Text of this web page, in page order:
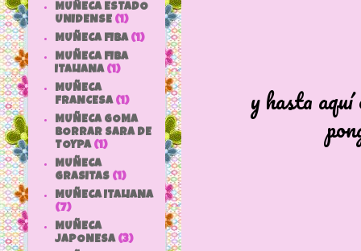
y hasta
MUÑECA ESTADO
UNIDENSE (1)
MUÑECA FIBA (1)
MUÑECA FIBA
ITALIANA (1)
MUÑECA
FRANCESA (1)
MUÑECA GOMA
BORRAR SARA DE
TOYPA (1)
MUÑECA
GRASITAS (1)
MUÑECA ITALIANA
(7)
MUÑECA
JAPONESA (3)